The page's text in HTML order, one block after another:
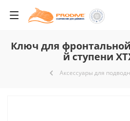
Ключ для
й ступени
Аксессуары для